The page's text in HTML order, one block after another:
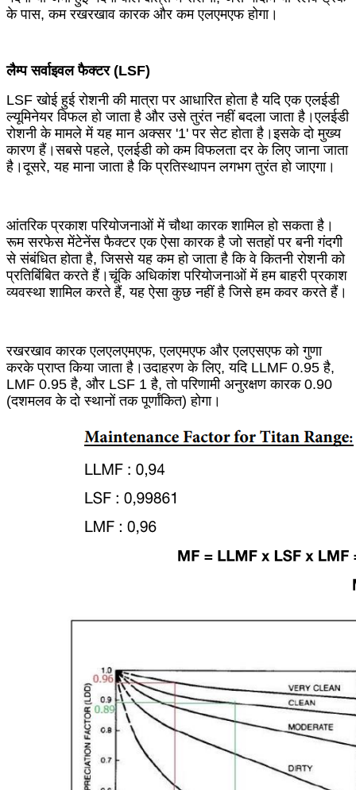
के पास, कम रखरखाव कारक और कम एलएमएफ होगा।
लैम्प सर्वाइवल फैक्टर (LSF)
LSF खोई हुई रोशनी की मात्रा पर आधारित होता है यदि एक एलईडी
ल्यूमिनेयर विफल हो जाता है और उसे तुरंत नहीं बदला जाता है।एलईडी
रोशनी के मामले में यह मान अक्सर '1' पर सेट होता है।इसके दो मुख्य
कारण हैं।सबसे पहले, एलईडी को कम विफलता दर के लिए जाना जाता
है।दूसरे, यह माना जाता है कि प्रतिस्थापन लगभग तुरंत हो जाएगा।
आंतरिक प्रकाश परियोजनाओं में चौथा कारक शामिल हो सकता है।
रूम सरफेस मेंटेनेंस फैक्टर एक ऐसा कारक है जो सतहों पर बनी गंदगी
से संबंधित होता है, जिससे यह कम हो जाता है कि वे कितनी रोशनी को
प्रतिबिंबित करते हैं।चूंकि अधिकांश परियोजनाओं में हम बाहरी प्रकाश
व्यवस्था शामिल करते हैं, यह ऐसा कुछ नहीं है जिसे हम कवर करते हैं।
रखरखाव कारक एलएलएमएफ, एलएमएफ और एलएसएफ को गुणा
करके प्राप्त किया जाता है।उदाहरण के लिए, यदि LLMF 0.95 है,
LMF 0.95 है, और LSF 1 है, तो परिणामी अनुरक्षण कारक 0.90
(दशमलव के दो स्थानों तक पूर्णांकित) होगा।